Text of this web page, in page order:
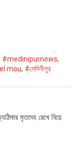
#medinipurnews,
mou, #মেদিনীপুর
মৃতদেহ রেখে বিয়ে